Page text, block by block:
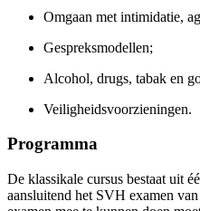
Omgaan met intimidatie,
Gespreksmodellen;
Alcohol, drugs, tabak en
Veiligheidsvoorzieningen.
Programma
De klassikale cursus bestaat uit
aansluitend het SVH examen